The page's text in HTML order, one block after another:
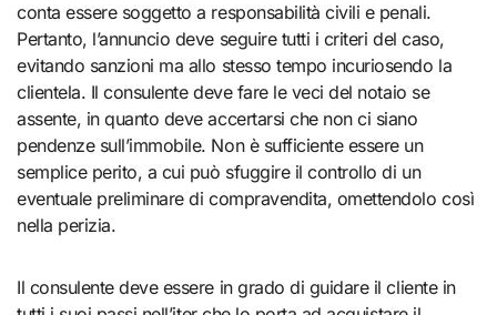
conta essere soggetto a responsabilità civili e penali.
Pertanto, l’annuncio deve seguire tutti i criteri del caso,
evitando sanzioni ma allo stesso tempo incuriosendo la
clientela. Il consulente deve fare le veci del notaio se
assente, in quanto deve accertarsi che non ci siano
pendenze sull’immobile. Non è sufficiente essere un
semplice perito, a cui può sfuggire il controllo di un
eventuale preliminare di compravendita, omettendolo così
nella perizia.
Il consulente deve essere in grado di guidare il cliente in